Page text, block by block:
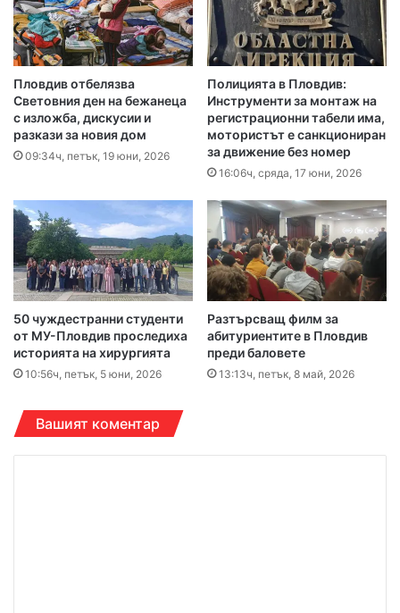
Пловдив отбелязва
Световния ден на бежанеца
с изложба, дискусии и
разкази за новия дом
09:34ч, петък, 19 юни, 2026
Полицията в Пловдив:
Инструменти за монтаж на
регистрационни табели има,
мотористът е санкциониран
за движение без номер
16:06ч, сряда, 17 юни, 2026
50 чуждестранни студенти
от МУ-Пловдив проследиха
историята на хирургията
10:56ч, петък, 5 юни, 2026
Разтърсващ филм за
абитуриентите в Пловдив
преди баловете
13:13ч, петък, 8 май, 2026
Вашият коментар